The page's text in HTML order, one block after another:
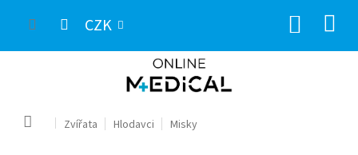
CZK
Domů Zvířata Hlodavci Misky